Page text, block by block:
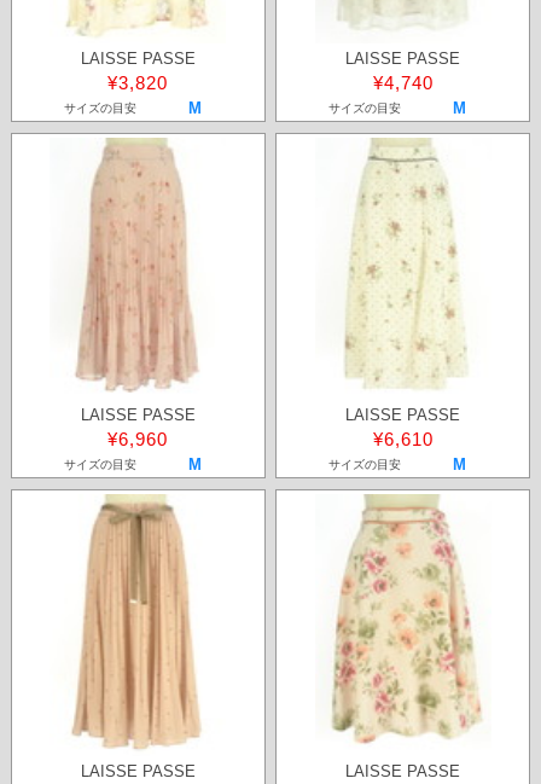
LAISSE PASSE
¥3,820
サイズの目安 M
LAISSE PASSE
¥4,740
サイズの目安 M
LAISSE PASSE
¥6,960
サイズの目安 M
LAISSE PASSE
¥6,610
サイズの目安 M
LAISSE PASSE LAISSE PASSE